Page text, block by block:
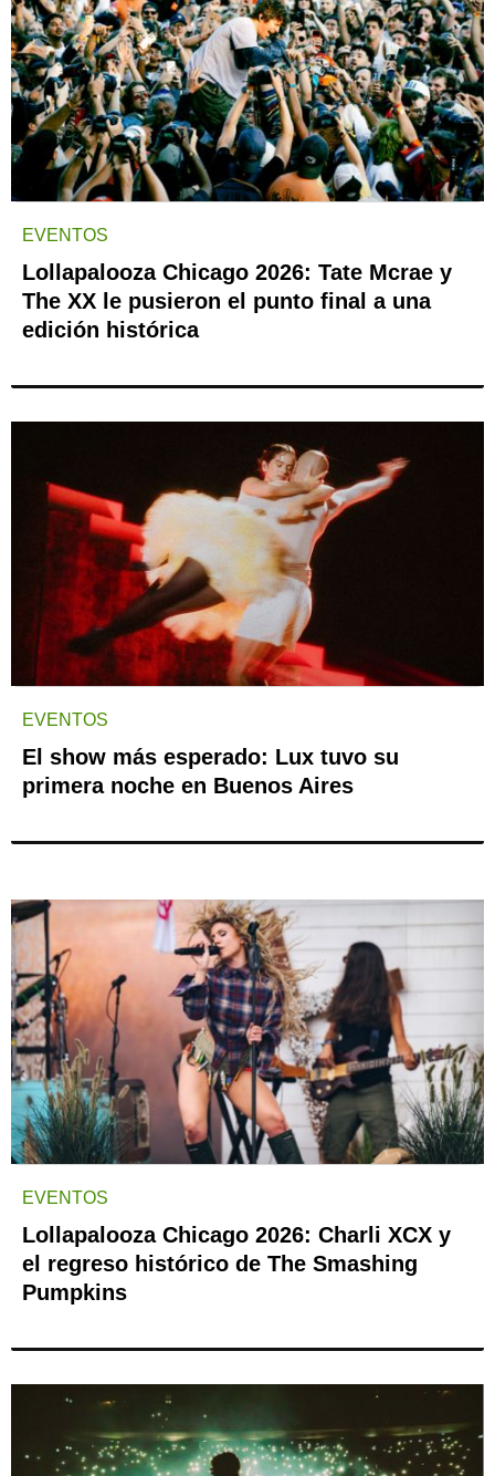
EVENTOS
Lollapalooza Chicago 2026: Tate Mcrae y
The XX le pusieron el punto final a una
edición histórica
EVENTOS
El show más esperado: Lux tuvo su
primera noche en Buenos Aires
EVENTOS
Lollapalooza Chicago 2026: Charli XCX y
el regreso histórico de The Smashing
Pumpkins